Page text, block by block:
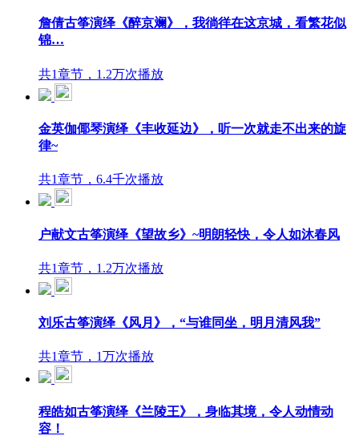
詹倩古筝演绎《醉京斓》，我徜徉在这京城，看繁花似
锦…
共1章节，1.2万次播放
金英伽倻琴演绎《丰收延边》，听一次就走不出来的旋
律~
共1章节，6.4千次播放
户献文古筝演绎《望故乡》~明朗轻快，令人如沐春风
共1章节，1.2万次播放
刘乐古筝演绎《风月》，“与谁同坐，明月清风我”
共1章节，1万次播放
程皓如古筝演绎《兰陵王》，身临其境，令人动情动
容！